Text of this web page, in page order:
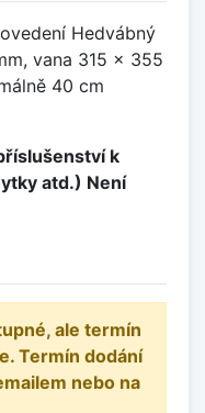
Hedvábný
vana 315 x 355
40 cm
k
atd.) Není
ale termín
Termín dodání
nebo na